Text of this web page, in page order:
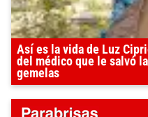
Así es la vida de Luz
del médico que le salvó
gemelas